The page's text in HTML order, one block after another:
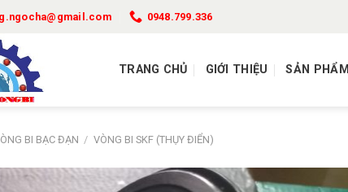
0948.799.336
TRANG CHỦ GIỚI THIỆU SẢN PHẨM
BI BẠC ĐẠN / VÒNG BI SKF (THỤY ĐIỂN)